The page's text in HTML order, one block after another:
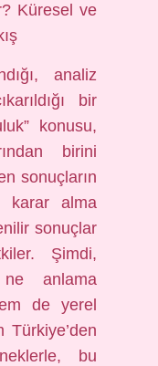
Küresel ve
analiz
bir
konusu,
birini
sonuçların
karar alma
sonuçlar
Şimdi,
anlama
de yerel
bu